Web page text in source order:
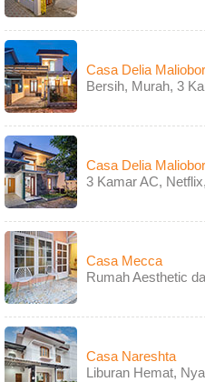
Casa Delia
Bersih, Murah, 3
Casa Delia
3 Kamar AC,
Casa Mecca
Rumah Aesthetic
Casa Nareshta
Liburan Hemat,